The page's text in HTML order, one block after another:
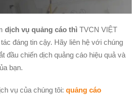
dịch vụ quảng cáo thì TVCN VIỆT
đáng tin cậy. Hãy liên hệ với chúng
đầu chiến dịch quảng cáo hiệu quả và
bạn.
vụ của chúng tôi: quảng cáo